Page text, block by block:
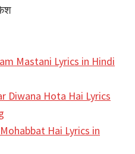
Mastani Lyrics in Hindi
Diwana Hota Hai Lyrics
Hai Lyrics in